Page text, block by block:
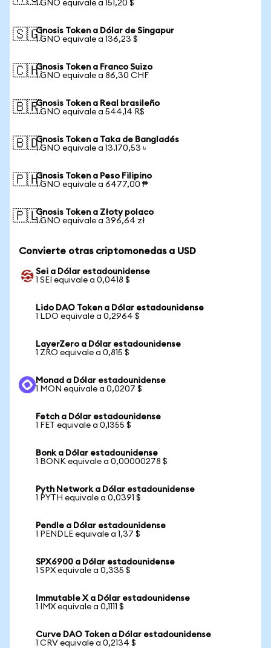
1 GNO equivale a 151,20 $
🇸🇬Gnosis Token a Dólar de Singapur
1 GNO equivale a 136,23 $
🇨🇭Gnosis Token a Franco Suizo
1 GNO equivale a 86,30 CHF
🇧🇷Gnosis Token a Real brasileño
1 GNO equivale a 544,14 R$
🇧🇩Gnosis Token a Taka de Bangladés
1 GNO equivale a 13.170,53 ৳
🇵🇭Gnosis Token a Peso Filipino
1 GNO equivale a 6477,00 ₱
🇵🇱Gnosis Token a Złoty polaco
1 GNO equivale a 396,64 zł
Convierte otras criptomonedas a USD
Sei a Dólar estadounidense
1 SEI equivale a 0,0418 $
Lido DAO Token a Dólar estadounidense
1 LDO equivale a 0,2964 $
LayerZero a Dólar estadounidense
1 ZRO equivale a 0,815 $
Monad a Dólar estadounidense
1 MON equivale a 0,0207 $
Fetch a Dólar estadounidense
1 FET equivale a 0,1355 $
Bonk a Dólar estadounidense
1 BONK equivale a 0,00000278 $
Pyth Network a Dólar estadounidense
1 PYTH equivale a 0,0391 $
Pendle a Dólar estadounidense
1 PENDLE equivale a 1,37 $
SPX6900 a Dólar estadounidense
1 SPX equivale a 0,335 $
Immutable X a Dólar estadounidense
1 IMX equivale a 0,1111 $
Curve DAO Token a Dólar estadounidense
1 CRV equivale a 0,2134 $